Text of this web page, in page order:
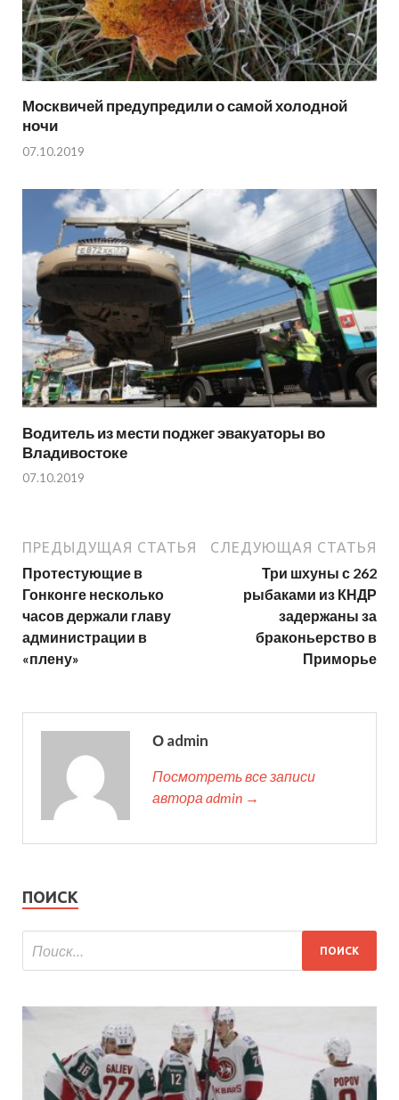
Москвичей предупредили о самой холодной
ночи
07.10.2019
Водитель из мести поджег эвакуаторы во
Владивостоке
07.10.2019
ПРЕДЫДУЩАЯ СТАТЬЯ
Протестующие в
Гонконге несколько
часов держали главу
администрации в
«плену»
СЛЕДУЮЩАЯ СТАТЬЯ
Три шхуны с 262
рыбаками из КНДР
задержаны за
браконьерство в
Приморье
О admin
Посмотреть все записи
автора admin →
ПОИСК